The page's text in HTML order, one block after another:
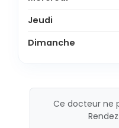
Jeudi
Dimanche
Ce docteur ne